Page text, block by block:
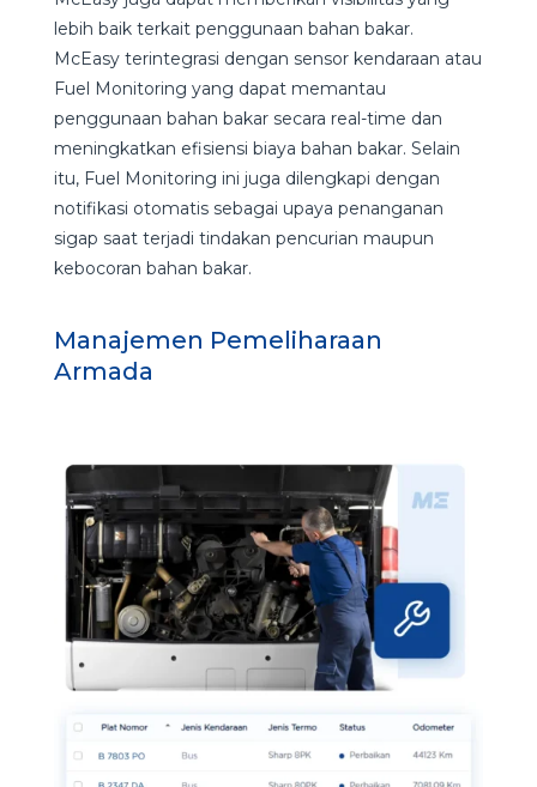
lebih baik terkait penggunaan bahan bakar.
McEasy terintegrasi dengan sensor kendaraan atau
Fuel Monitoring yang dapat memantau
penggunaan bahan bakar secara real-time dan
meningkatkan efisiensi biaya bahan bakar. Selain
itu, Fuel Monitoring ini juga dilengkapi dengan
notifikasi otomatis sebagai upaya penanganan
sigap saat terjadi tindakan pencurian maupun
kebocoran bahan bakar.
Manajemen Pemeliharaan
Armada